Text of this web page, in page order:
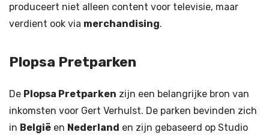
produceert niet alleen content voor televisie, maar
verdient ook via merchandising.
Plopsa Pretparken
De Plopsa Pretparken zijn een belangrijke bron van
inkomsten voor Gert Verhulst. De parken bevinden zich
in België en Nederland en zijn gebaseerd op Studio